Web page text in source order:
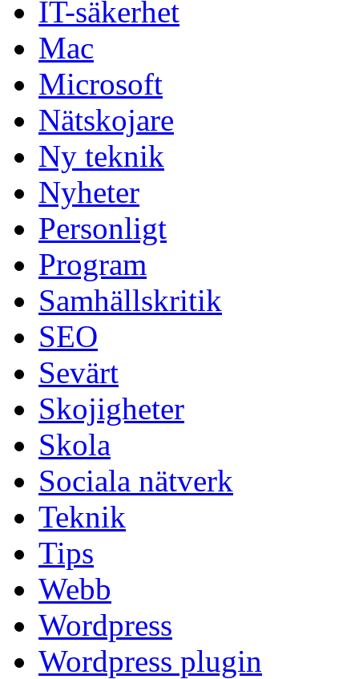
IT-säkerhet
Mac
Microsoft
Nätskojare
Ny teknik
Nyheter
Personligt
Program
Samhällskritik
SEO
Sevärt
Skojigheter
Skola
Sociala nätverk
Teknik
Tips
Webb
Wordpress
Wordpress plugin